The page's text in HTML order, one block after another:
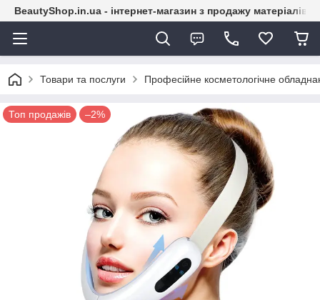
BeautyShop.in.ua - інтернет-магазин з продажу матеріалів
Товари та послуги Професійне косметологічне
Топ продажів –2%